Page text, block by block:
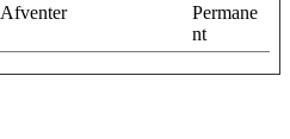
Afventer
Permane
nt